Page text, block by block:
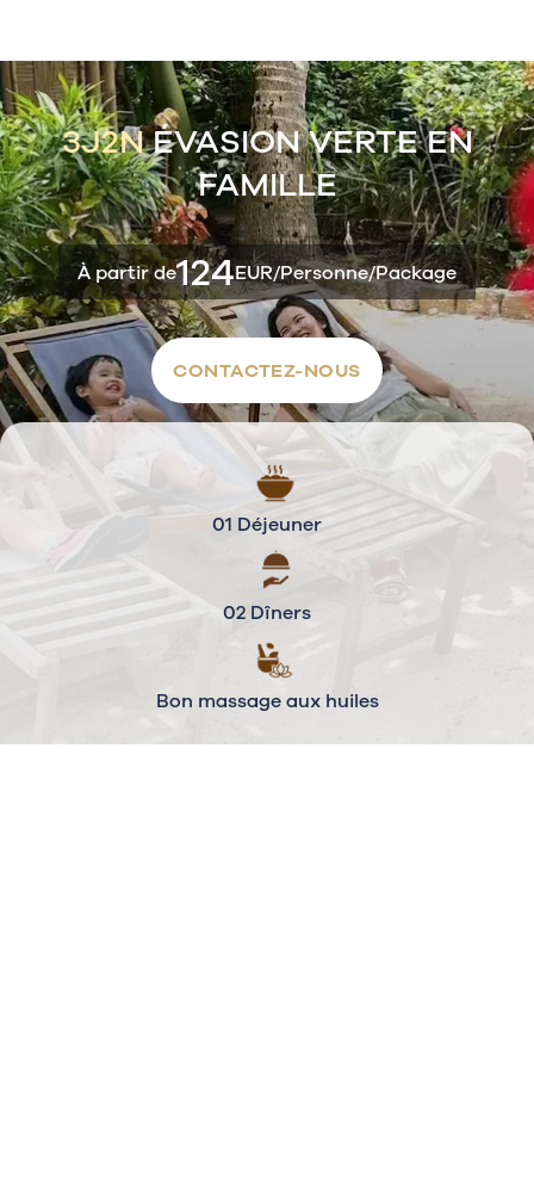
3J2N ÉVASION VERTE EN
FAMILLE
À partir de124EUR/Personne/Package
CONTACTEZ-NOUS
01 Déjeuner
02 Dîners
Bon massage aux huiles